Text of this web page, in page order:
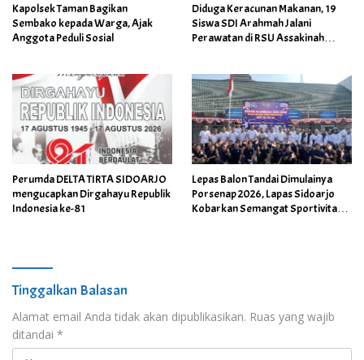
Kapolsek Taman Bagikan
Sembako kepada Warga, Ajak
Anggota Peduli Sosial
Diduga Keracunan Makanan, 19
Siswa SDI Arahmah Jalani
Perawatan di RSU Assakinah
Perumda DELTA TIRTA SIDOARJO
mengucapkan Dirgahayu Republik
Indonesia ke-81
Lepas Balon Tandai Dimulainya
Porsenap 2026, Lapas Sidoarjo
Kobarkan Semangat Sportivitas
Tinggalkan Balasan
Alamat email Anda tidak akan dipublikasikan. Ruas yang wajib
ditandai *